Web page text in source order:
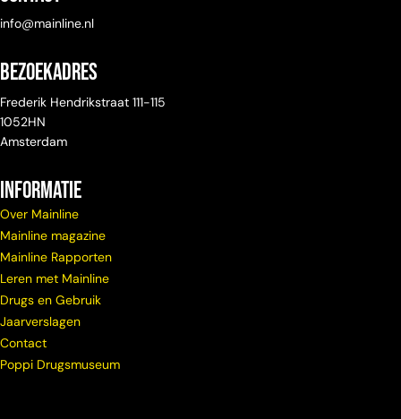
info@mainline.nl
Bezoekadres
Frederik Hendrikstraat 111-115
1052HN
Amsterdam
Informatie
Over Mainline
Mainline magazine
Mainline Rapporten
Leren met Mainline
Drugs en Gebruik
Jaarverslagen
Contact
Poppi Drugsmuseum